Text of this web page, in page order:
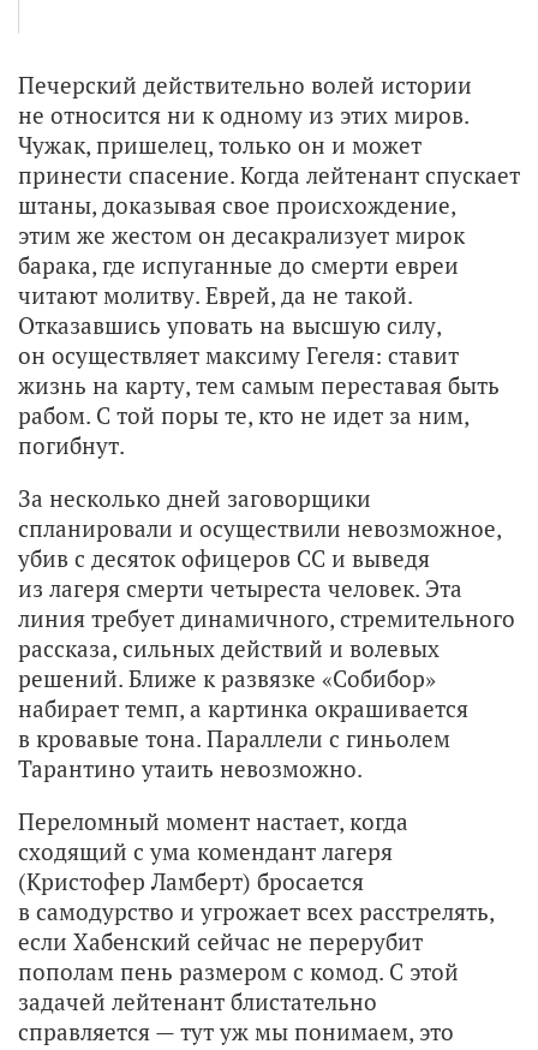
Печерский действительно волей истории
не относится ни к одному из этих миров.
Чужак, пришелец, только он и может
принести спасение. Когда лейтенант спускает
штаны, доказывая свое происхождение,
этим же жестом он десакрализует мирок
барака, где испуганные до смерти евреи
читают молитву. Еврей, да не такой.
Отказавшись уповать на высшую силу,
он осуществляет максиму Гегеля: ставит
жизнь на карту, тем самым переставая быть
рабом. С той поры те, кто не идет за ним,
погибнут.
За несколько дней заговорщики
спланировали и осуществили невозможное,
убив с десяток офицеров СС и выведя
из лагеря смерти четыреста человек. Эта
линия требует динамичного, стремительного
рассказа, сильных действий и волевых
решений. Ближе к развязке «Собибор»
набирает темп, а картинка окрашивается
в кровавые тона. Параллели с гиньолем
Тарантино утаить невозможно.
Переломный момент настает, когда
сходящий с ума комендант лагеря
(Кристофер Ламберт) бросается
в самодурство и угрожает всех расстрелять,
если Хабенский сейчас не перерубит
пополам пень размером с комод. С этой
задачей лейтенант блистательно
справляется — тут уж мы понимаем, это